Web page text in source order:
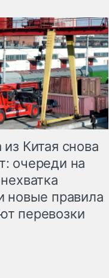
Китая снова
очереди на
новые правила
перевозки